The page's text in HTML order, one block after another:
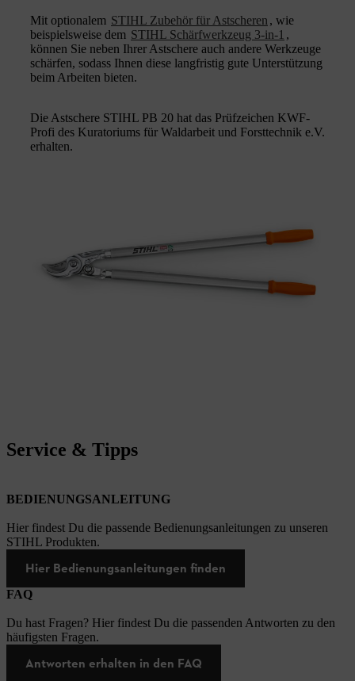
Mit optionalem STIHL Zubehör für Astscheren , wie
beispielsweise dem STIHL Schärfwerkzeug 3-in-1 ,
können Sie neben Ihrer Astschere auch andere Werkzeuge
schärfen, sodass Ihnen diese langfristig gute Unterstützung
beim Arbeiten bieten.
Die Astschere STIHL PB 20 hat das Prüfzeichen KWF-
Profi des Kuratoriums für Waldarbeit und Forsttechnik e.V.
erhalten.
Service & Tipps
BEDIENUNGSANLEITUNG
Hier findest Du die passende Bedienungsanleitungen zu unseren
STIHL Produkten.
Hier Bedienungsanleitungen finden
FAQ
Du hast Fragen? Hier findest Du die passenden Antworten zu den
häufigsten Fragen.
Antworten erhalten in den FAQ